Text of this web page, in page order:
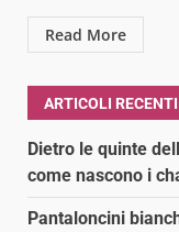
Read More
ARTICOLI RECENTI
Dietro le quinte
come nascono i
Pantaloncini